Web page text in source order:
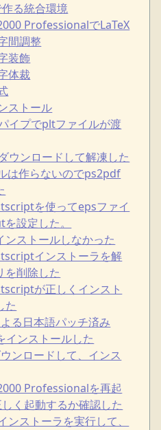
る統合環境
ProfessionalでLaTeX
間調整
装飾
体裁
ストール
イプでpltファイルが渡
ウンロードして解凍した
は作らないのでps2pdf
を使ってepsファイ
設定した。
ンストールしなかった
インストーラを解
を削除した
が正しくインスト
た
る日本語パッチ済み
ンストールした
ンロードして、インス
Professionalを再起
く起動するか確認した
ンストーラを実行して、